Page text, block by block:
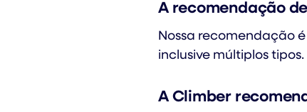
A recomendação
Nossa recomendação
inclusive múltiplos tipos.
A Climber